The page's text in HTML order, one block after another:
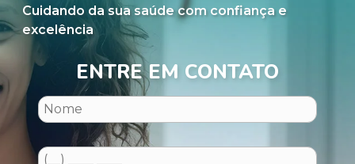
Cuidando da sua saúde com confiança e
excelência
ENTRE EM CONTATO